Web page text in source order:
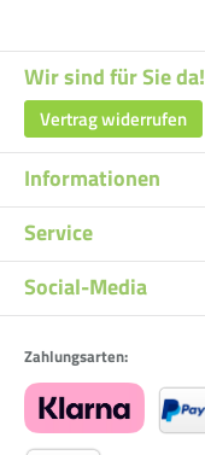
Wir sind für Sie da!
Vertrag widerrufen
Informationen
Service
Social-Media
Zahlungsarten: